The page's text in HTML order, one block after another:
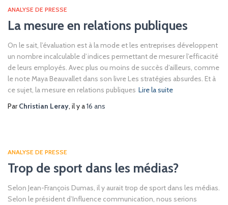
ANALYSE DE PRESSE
La mesure en relations publiques
On le sait, l’évaluation est à la mode et les entreprises développent
un nombre incalculable d’indices permettant de mesurer l’efficacité
de leurs employés. Avec plus ou moins de succès d’ailleurs, comme
le note Maya Beauvallet dans son livre Les stratégies absurdes. Et à
ce sujet, la mesure en relations publiques Lire la suite
ParChristian Leray, il y a16 ans
ANALYSE DE PRESSE
Trop de sport dans les médias?
Selon Jean-François Dumas, il y aurait trop de sport dans les médias.
Selon le président d’Influence communication, nous serions